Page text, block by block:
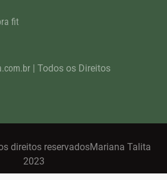
fit
| Todos os Direitos
direitos reservadosMariana Talita
2023